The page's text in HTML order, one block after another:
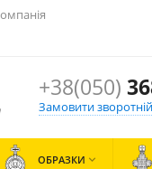
+38(050)
Замовити
ОБРАЗКИ 